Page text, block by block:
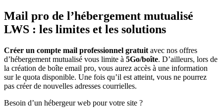
Mail pro de l’hébergement mutualisé
LWS : les limites et les solutions
Créer un compte mail professionnel gratuit avec nos offres
d’hébergement mutualisé vous limite à 5Go/boîte. D’ailleurs, lors de
la création de boîte email pro, vous aurez accès à une information
sur le quota disponible. Une fois qu’il est atteint, vous ne pourrez
pas créer de nouvelles adresses courrielles.
Besoin d’un hébergeur web pour votre site ?